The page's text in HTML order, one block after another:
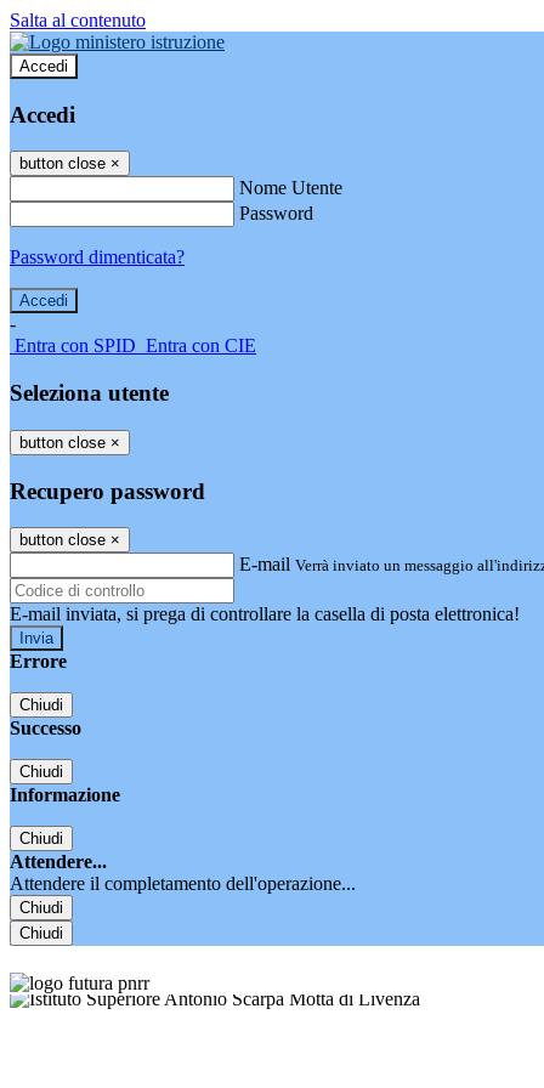
Salta al contenuto
Accedi
Accedi
button close ×
Nome Utente
Password
Password dimenticata?
-
Entra con SPID Entra con CIE
Seleziona utente
button close ×
Recupero password
button close ×
E-mail Verrà inviato un messaggio
E-mail inviata, si prega di controllare la casella di posta elettronica!
Errore
Chiudi
Successo
Chiudi
Informazione
Chiudi
Attendere...
Attendere il completamento dell'operazione...
Chiudi
Chiudi